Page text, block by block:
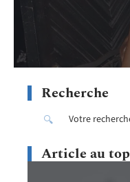
Recherche
Article au top